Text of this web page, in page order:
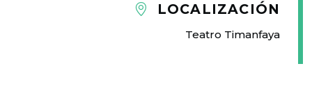
LOCALIZACIÓN
Teatro Timanfaya